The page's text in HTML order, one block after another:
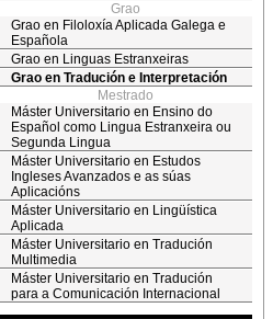
Grao
Grao en Filoloxía Aplicada Galega e
Española
Grao en Linguas Estranxeiras
Grao en Tradución e Interpretación
Mestrado
Máster Universitario en Ensino do
Español como Lingua Estranxeira ou
Segunda Lingua
Máster Universitario en Estudos
Ingleses Avanzados e as súas
Aplicacións
Máster Universitario en Lingüística
Aplicada
Máster Universitario en Tradución
Multimedia
Máster Universitario en Tradución
para a Comunicación Internacional